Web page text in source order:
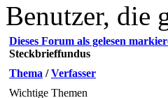
Benutzer, die
Dieses Forum als gelesen
Steckbrieffundus
Thema /Verfasser
Wichtige Themen